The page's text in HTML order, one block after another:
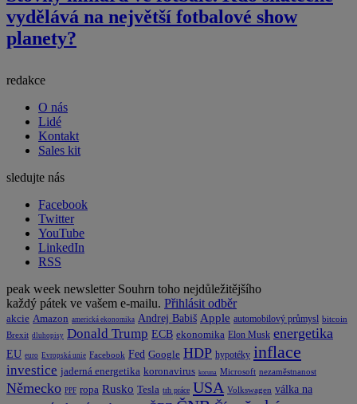
vydělává na největší fotbalové show
planety?
redakce
O nás
Lidé
Kontakt
Sales kit
sledujte nás
Facebook
Twitter
YouTube
LinkedIn
RSS
peak week newsletter Souhrn toho nejdůležitějšího
každý pátek ve vašem e-mailu. Přihlásit odběr
akcie Amazon americká ekonomika Andrej Babiš Apple automobilový průmysl bitcoin
Brexit dluhopisy Donald Trump ECB ekonomika Elon Musk energetika
EU euro Evropská unie Facebook Fed Google HDP hypotéky inflace
investice jaderná energetika koronavirus koruna Microsoft nezaměstnanost
Německo PPF ropa Rusko Tesla trh práce USA Volkswagen válka na